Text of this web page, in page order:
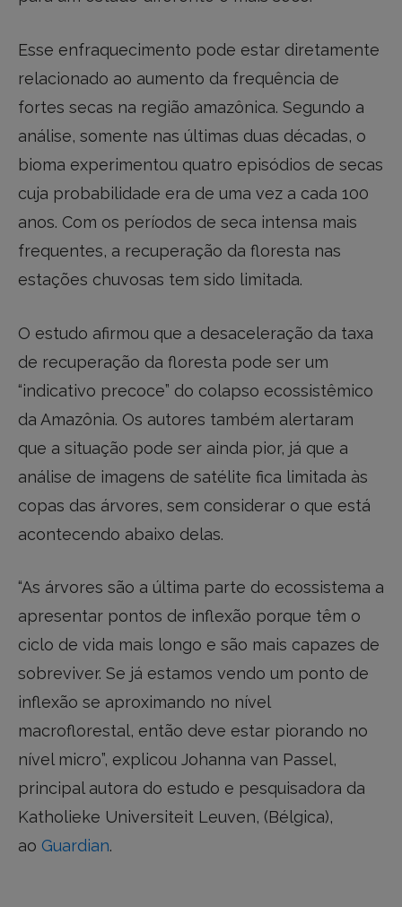
Esse enfraquecimento pode estar diretamente
relacionado ao aumento da frequência de
fortes secas na região amazônica. Segundo a
análise, somente nas últimas duas décadas, o
bioma experimentou quatro episódios de secas
cuja probabilidade era de uma vez a cada 100
anos. Com os períodos de seca intensa mais
frequentes, a recuperação da floresta nas
estações chuvosas tem sido limitada.
O estudo afirmou que a desaceleração da taxa
de recuperação da floresta pode ser um
“indicativo precoce” do colapso ecossistêmico
da Amazônia. Os autores também alertaram
que a situação pode ser ainda pior, já que a
análise de imagens de satélite fica limitada às
copas das árvores, sem considerar o que está
acontecendo abaixo delas.
“As árvores são a última parte do ecossistema a
apresentar pontos de inflexão porque têm o
ciclo de vida mais longo e são mais capazes de
sobreviver. Se já estamos vendo um ponto de
inflexão se aproximando no nível
macroflorestal, então deve estar piorando no
nível micro”, explicou Johanna van Passel,
principal autora do estudo e pesquisadora da
Katholieke Universiteit Leuven, (Bélgica),
ao Guardian.